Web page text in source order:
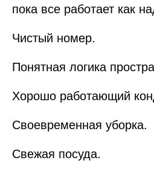
пока все работает как
Чистый номер.
Понятная логика
Хорошо работающий
Своевременная уборка.
Свежая посуда.